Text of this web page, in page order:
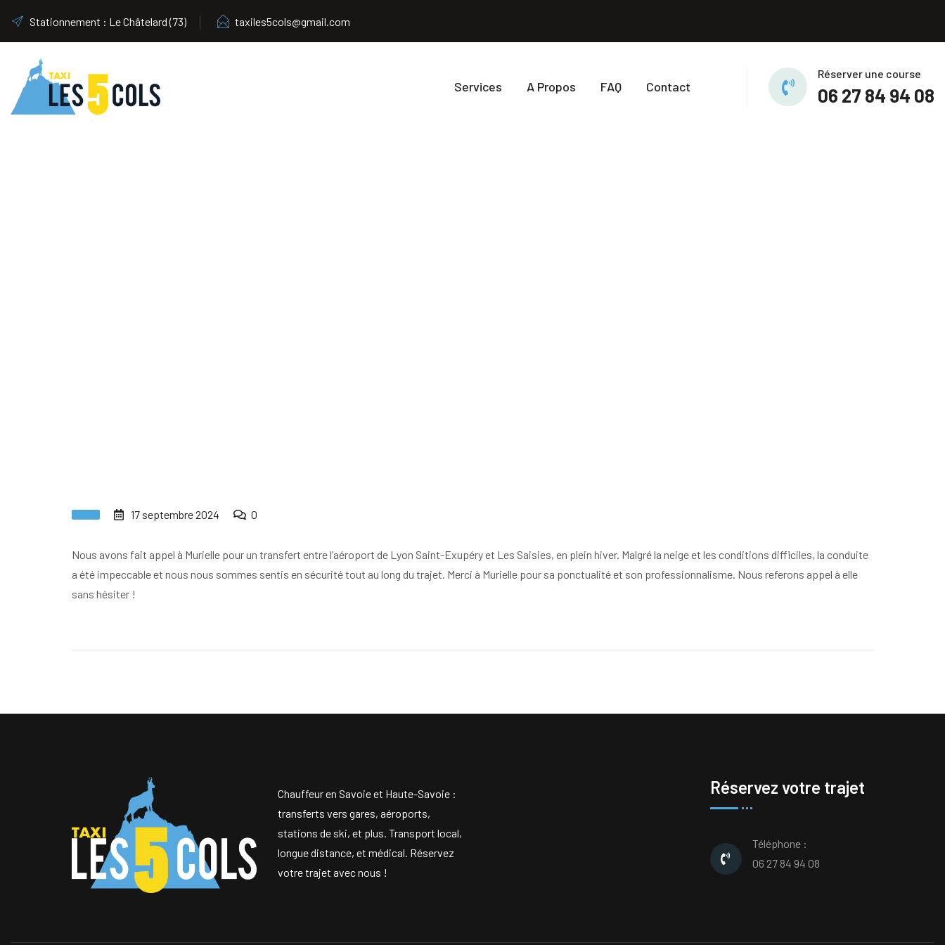
Stationnement : Le Châtelard (73) taxiles5cols@gmail.com
Services A Propos FAQ Contact
Réserver une course
06 27 84 94 08
17 septembre 2024 0
Nous avons fait appel à Murielle pour un transfert entre l’aéroport de Lyon Saint-Exupéry et Les Saisies, en plein hiver. Malgré la neige et les conditions difficiles, la conduite
a été impeccable et nous nous sommes sentis en sécurité tout au long du trajet. Merci à Murielle pour sa ponctualité et son professionnalisme. Nous referons appel à elle
sans hésiter !
Chauffeur en Savoie et Haute-Savoie :
transferts vers gares, aéroports,
stations de ski, et plus. Transport local,
longue distance, et médical. Réservez
votre trajet avec nous !
Réservez votre trajet
Téléphone :
06 27 84 94 08